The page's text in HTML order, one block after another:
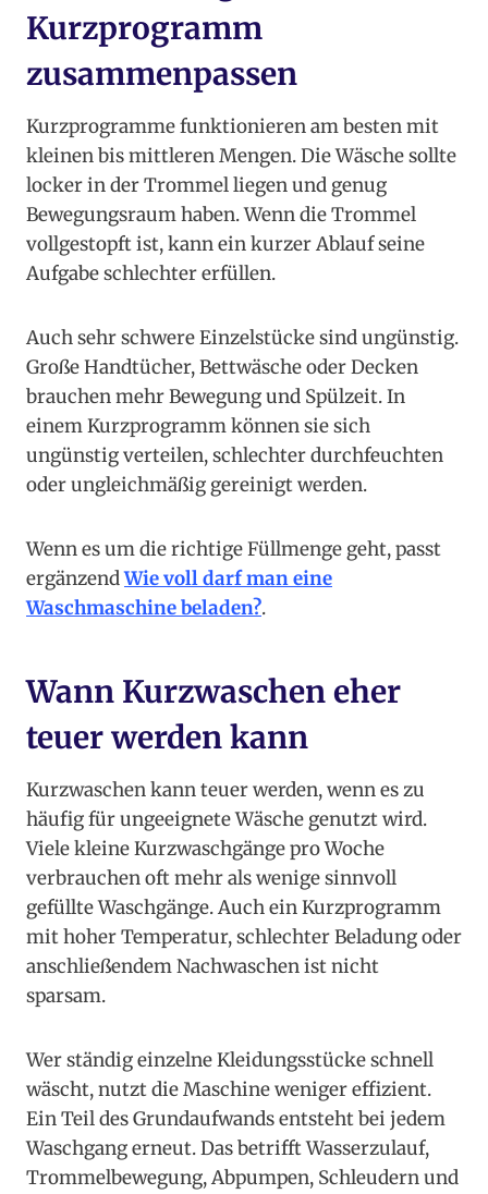
Kurzprogramm
zusammenpassen
Kurzprogramme funktionieren am besten mit
kleinen bis mittleren Mengen. Die Wäsche sollte
locker in der Trommel liegen und genug
Bewegungsraum haben. Wenn die Trommel
vollgestopft ist, kann ein kurzer Ablauf seine
Aufgabe schlechter erfüllen.
Auch sehr schwere Einzelstücke sind ungünstig.
Große Handtücher, Bettwäsche oder Decken
brauchen mehr Bewegung und Spülzeit. In
einem Kurzprogramm können sie sich
ungünstig verteilen, schlechter durchfeuchten
oder ungleichmäßig gereinigt werden.
Wenn es um die richtige Füllmenge geht, passt
ergänzendWie voll darf man eine
Waschmaschine beladen?.
Wann Kurzwaschen eher
teuer werden kann
Kurzwaschen kann teuer werden, wenn es zu
häufig für ungeeignete Wäsche genutzt wird.
Viele kleine Kurzwaschgänge pro Woche
verbrauchen oft mehr als wenige sinnvoll
gefüllte Waschgänge. Auch ein Kurzprogramm
mit hoher Temperatur, schlechter Beladung oder
anschließendem Nachwaschen ist nicht
sparsam.
Wer ständig einzelne Kleidungsstücke schnell
wäscht, nutzt die Maschine weniger effizient.
Ein Teil des Grundaufwands entsteht bei jedem
Waschgang erneut. Das betrifft Wasserzulauf,
Trommelbewegung, Abpumpen, Schleudern und